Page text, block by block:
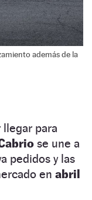
además de la
para
se une a
pedidos y las
en abril